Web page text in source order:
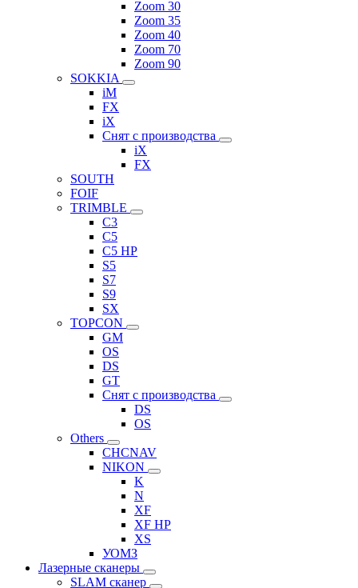
Zoom 30
Zoom 35
Zoom 40
Zoom 70
Zoom 90
SOKKIA
iM
FX
iX
Снят с производства
iX
FX
SOUTH
FOIF
TRIMBLE
C3
C5
C5 HP
S5
S7
S9
SX
TOPCON
GM
OS
DS
GT
Снят с производства
DS
OS
Others
CHCNAV
NIKON
K
N
XF
XF HP
XS
УОМЗ
Лазерные сканеры
SLAM сканер